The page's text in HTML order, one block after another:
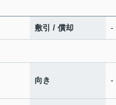
敷引 / 償却 -
向き -